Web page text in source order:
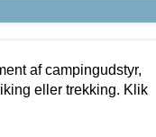
af campingudstyr,
eller trekking. Klik